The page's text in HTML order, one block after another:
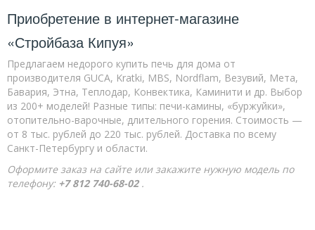
Приобретение в интернет-магазине
«Стройбаза Кипуя»
Предлагаем недорого купить печь для дома от
производителя GUCA, Kratki, MBS, Nordflam, Везувий, Мета,
Бавария, Этна, Теплодар, Конвектика, Каминити и др. Выбор
из 200+ моделей! Разные типы: печи-камины, «буржуйки»,
отопительно-варочные, длительного горения. Стоимость —
от 8 тыс. рублей до 220 тыс. рублей. Доставка по всему
Санкт-Петербургу и области.
Оформите заказ на сайте или закажите нужную модель по
телефону: +7 812 740-68-02 .